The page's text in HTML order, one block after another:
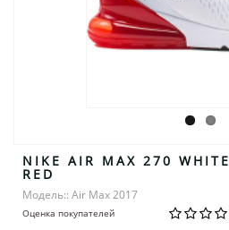
NIKE AIR MAX 270 WHITE
RED
Модель:: Air Max 2017
Оценка покупателей